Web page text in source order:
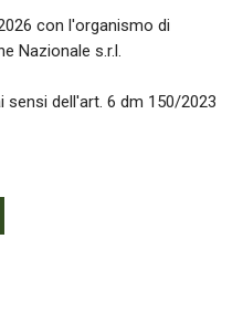
con l'organismo di
Nazionale s.r.l.
dell'art. 6 dm 150/2023